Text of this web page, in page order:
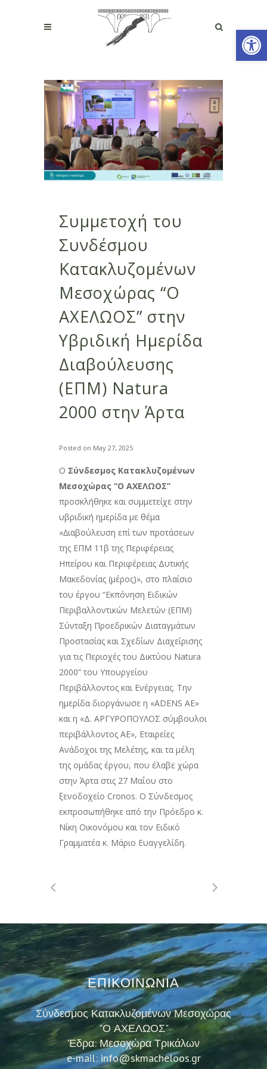
Συμμετοχή του
Συνδέσμου
Κατακλυζομένων
Μεσοχώρας “Ο
ΑΧΕΛΩΟΣ” στην
Υβριδική Ημερίδα
Διαβούλευσης
(ΕΠΜ) Natura
2000 στην Άρτα
Posted on May 27, 2025
Ο Σύνδεσμος Κατακλυζομένων
Μεσοχώρας “Ο ΑΧΕΛΩΟΣ”
προσκλήθηκε και συμμετείχε στην
υβριδική ημερίδα µε θέμα
«∆ιαβούλευση επί των προτάσεων
της ΕΠΜ 11β της Περιφέρειας
Ηπείρου και Περιφέρειας Δυτικής
Μακεδονίας (μέρος)», στο πλαίσιο
του έργου “Εκπόνηση Ειδικών
Περιβαλλοντικών Μελετών (ΕΠΜ)
Σύνταξη Προεδρικών Διαταγμάτων
Προστασίας και Σχεδίων Διαχείρισης
για τις Περιοχές του Δικτύου Natura
2000” του Υπουργείου
Περιβάλλοντος και Ενέργειας. Την
ημερίδα διοργάνωσε η «ADENS ΑΕ»
και η «Δ. ΑΡΓΥΡΟΠΟΥΛΟΣ σύμβουλοι
περιβάλλοντος ΑΕ», Εταιρείες
Ανάδοχοι της Μελέτης, και τα µέλη
της ομάδας έργου, που έλαβε χώρα
στην Άρτα στις 27 Μαΐου στο
ξενοδοχείο Cronos. Ο Σύνδεσμος
εκπροσωπήθηκε από την Πρόεδρο κ.
Νίκη Οικονόμου και τον Ειδικό
Γραμματέα κ. Μάριο Ευαγγελίδη.
ΕΠΙΚΟΙΝΩΝΙΑ
Σύνδεσμος Κατακλυζομένων Μεσοχώρας
"Ο ΑΧΕΛΩΟΣ"
Έδρα: Μεσοχώρα Τρικάλων
e-mail: info@skmacheloos.gr